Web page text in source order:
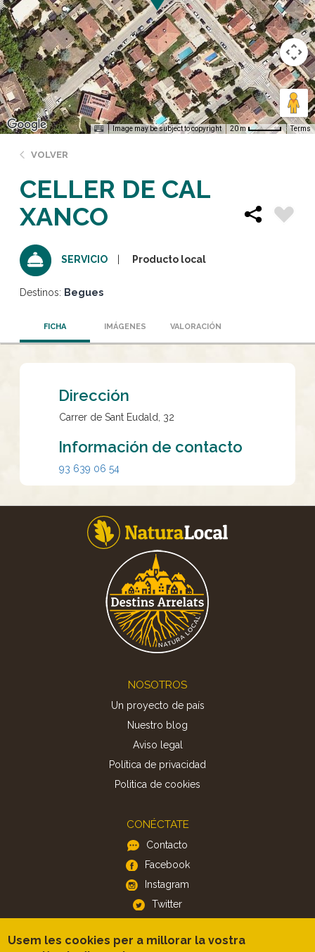
Image may be subject to copyright 20 m Terms
VOLVER
CELLER DE CAL
XANCO
SERVICIO Producto local
Destinos: Begues
FICHA IMÁGENES VALORACIÓN
Dirección
Carrer de Sant Eudald, 32
Información de contacto
93 639 06 54
NOSOTROS
Un proyecto de país
Nuestro blog
Aviso legal
Política de privacidad
Politica de cookies
CONÉCTATE
Contacto
Facebook
Instagram
Twitter
APP
Usem les cookies per a millorar la vostra